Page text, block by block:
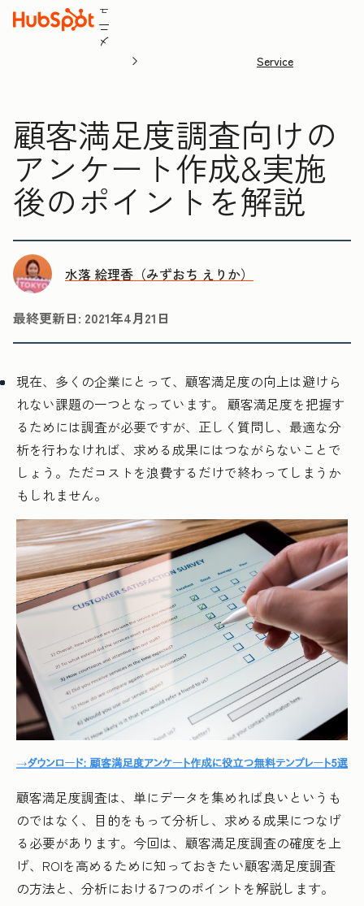
メ
ニ
ュ
Service
顧客満足度調査向けの
アンケート作成&実施
後のポイントを解説
水落 絵理香（みずおち えりか）
最終更新日: 2021年4月21日
現在、多くの企業にとって、顧客満足度の向上は避けら
れない課題の一つとなっています。 顧客満足度を把握す
るためには調査が必要ですが、正しく質問し、最適な分
析を行わなければ、求める成果にはつながらないことで
しょう。ただコストを浪費するだけで終わってしまうか
もしれません。
顧客満足度調査は、単にデータを集めれば良いというも
のではなく、目的をもって分析し、求める成果につなげ
る必要があります。今回は、顧客満足度調査の確度を上
げ、ROIを高めるために知っておきたい顧客満足度調査
の方法と、分析における7つのポイントを解説します。